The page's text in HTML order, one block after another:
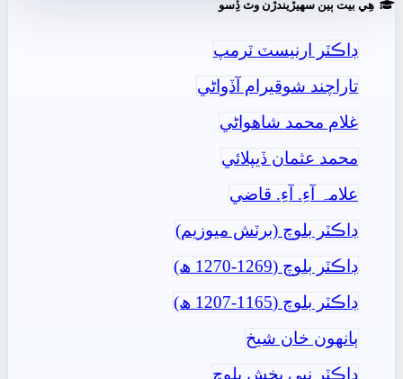
ھِي بيت ٻين سھيڙيندڙن وٽ ڏِسو
ڊاڪٽر ارنيسٽ ٽرمپ
تاراچند شوقيرام آڏواڻي
غلام محمد شاھواڻي
محمد عثمان ڏيپلائي
علامہ آءِ. آءِ. قاضي
ڊاڪٽر بلوچ (برٽش ميوزيم)
ڊاڪٽر بلوچ (1269-1270 ھ)
ڊاڪٽر بلوچ (1165-1207 ھ)
ٻانهون خان شيخ
ڊاڪٽر نبي بخش بلوچ